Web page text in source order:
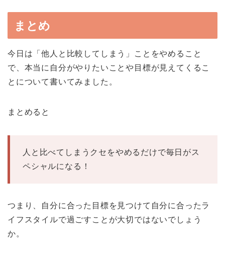
まとめ
今日は「他人と比較してしまう」ことをやめること
で、本当に自分がやりたいことや目標が見えてくるこ
とについて書いてみました。
まとめると
人と比べてしまうクセをやめるだけで毎日がス
ペシャルになる！
つまり、自分に合った目標を見つけて自分に合ったラ
イフスタイルで過ごすことが大切ではないでしょう
か。